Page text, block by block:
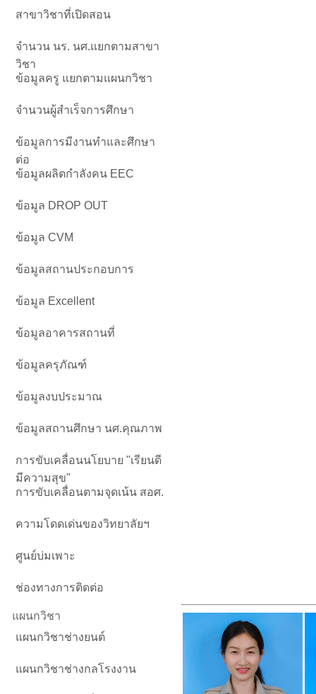
สาขาวิชาที่เปิดสอน
จำนวน นร. นศ.แยกตามสาขา
วิชา
ข้อมูลครู แยกตามแผนกวิชา
จำนวนผู้สำเร็จการศึกษา
ข้อมูลการมีงานทำและศึกษา
ต่อ
ข้อมูลผลิตกำลังคน EEC
ข้อมูล DROP OUT
ข้อมูล CVM
ข้อมูลสถานประกอบการ
ข้อมูล Excellent
ข้อมูลอาคารสถานที่
ข้อมูลครุภัณฑ์
ข้อมูลงบประมาณ
ข้อมูลสถานศึกษา นศ.คุณภาพ
การขับเคลื่อนนโยบาย "เรียนดี
มีความสุข"
การขับเคลื่อนตามจุดเน้น สอศ.
ความโดดเด่นของวิทยาลัยฯ
ศูนย์บ่มเพาะ
ช่องทางการติดต่อ
แผนกวิชา
แผนกวิชาช่างยนต์
แผนกวิชาช่างกลโรงงาน